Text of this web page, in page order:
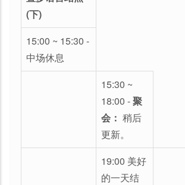
(下)
15:00 ~ 15:30 -
中场休息
15:30 ~
18:00 -聚
会： 稍后
更新。
19:00 美好
的一天结